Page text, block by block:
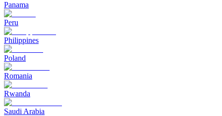
Panama
Peru
Philippines
Poland
Romania
Rwanda
Saudi Arabia